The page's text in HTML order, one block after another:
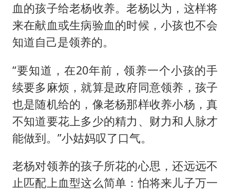
血的孩子给老杨收养。老杨以为，这样将
来在献血或生病验血的时候，小孩也不会
知道自己是领养的。
“要知道，在20年前，领养一个小孩的手
续要多麻烦，就算是政府同意领养，孩子
也是随机给的，像老杨那样收养小杨，真
不知道要花上多少的精力、财力和人脉才
能做到。”小姑妈叹了口气。
老杨对领养的孩子所花的心思，还远远不
止匹配上血型这么简单：怕将来儿子万一